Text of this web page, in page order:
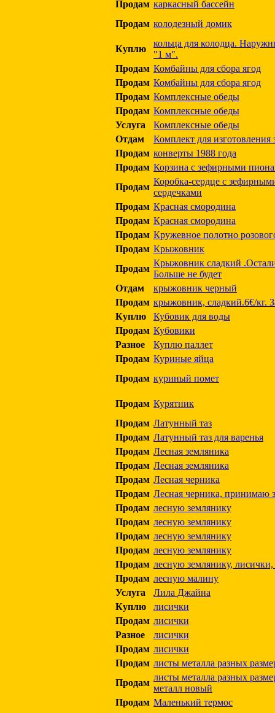
Продам каркасный бассейн
Продам колодезный домик
Куплю
кольца для колодца.
"1 м".
Продам Комбайны для сбора ягод
Продам Комбайны для сбора ягод
Продам Комплексные обеды
Продам Комплексные обеды
Услуга
Комплексные обеды
Отдам
Комплект для изготовления
Продам конверты 1988 года
Продам Корзина с зефирными
Продам
Коробка-сердце с
сердечками
Продам Красная смородина
Продам Красная смородина
Продам Кружевное полотно
Продам Крыжовник
Продам
Крыжовник сладкий
Больше не будет
Отдам
крыжовник черный
Продам крыжовник, сладкий.6€/кг.
Куплю
Кубовик для воды
Продам Кубовики
Разное
Куплю паллет
Продам Куриные яйца
Продам куриный помет
Продам Курятник
Продам Латунный таз
Продам Латунный таз для варенья
Продам Лесная земляника
Продам Лесная земляника
Продам Лесная черника
Продам Лесная черника, принимаю
Продам лесную землянику
Продам лесную землянику
Продам лесную землянику
Продам лесную землянику
Продам лесную землянику, лисички,
Продам лесную малину
Услуга
Лила Джайна
Куплю
лисички
Продам лисички
Разное
лисички
Продам лисички
Продам листы металла разных
Продам
листы металла разных
металл новый
Продам Маленький термос